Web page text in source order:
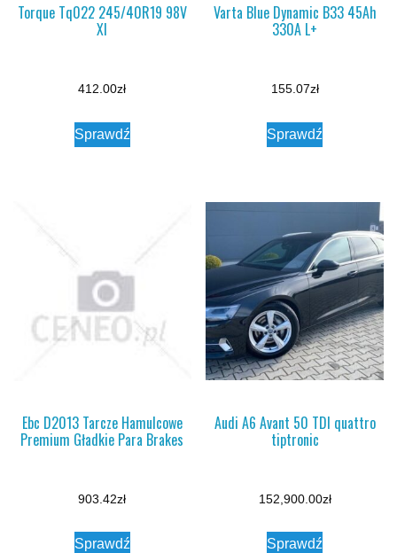
Torque Tq022 245/40R19 98V
Xl
412.00zł
Sprawdź
Varta Blue Dynamic B33 45Ah
330A L+
155.07zł
Sprawdź
Ebc D2013 Tarcze Hamulcowe
Premium Gładkie Para Brakes
903.42zł
Sprawdź
Audi A6 Avant 50 TDI quattro
tiptronic
152,900.00zł
Sprawdź